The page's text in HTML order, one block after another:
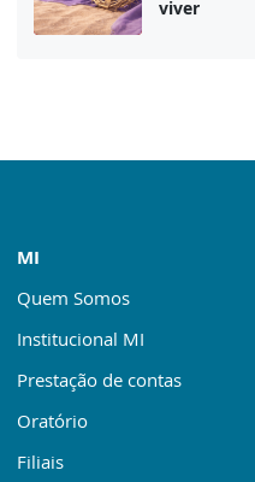
viver
MI
Quem Somos
Institucional MI
Prestação de contas
Oratório
Filiais